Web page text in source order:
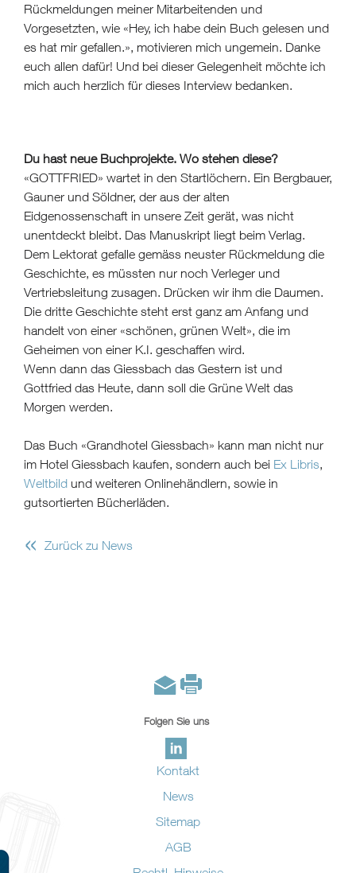
Rückmeldungen meiner Mitarbeitenden und
Vorgesetzten, wie «Hey, ich habe dein Buch gelesen und
es hat mir gefallen.», motivieren mich ungemein. Danke
euch allen dafür! Und bei dieser Gelegenheit möchte ich
mich auch herzlich für dieses Interview bedanken.
Du hast neue Buchprojekte. Wo stehen diese?
«GOTTFRIED» wartet in den Startlöchern. Ein Bergbauer,
Gauner und Söldner, der aus der alten
Eidgenossenschaft in unsere Zeit gerät, was nicht
unentdeckt bleibt. Das Manuskript liegt beim Verlag.
Dem Lektorat gefalle gemäss neuster Rückmeldung die
Geschichte, es müssten nur noch Verleger und
Vertriebsleitung zusagen. Drücken wir ihm die Daumen.
Die dritte Geschichte steht erst ganz am Anfang und
handelt von einer «schönen, grünen Welt», die im
Geheimen von einer K.I. geschaffen wird.
Wenn dann das Giessbach das Gestern ist und
Gottfried das Heute, dann soll die Grüne Welt das
Morgen werden.
Das Buch «Grandhotel Giessbach» kann man nicht nur
im Hotel Giessbach kaufen, sondern auch bei Ex Libris,
Weltbild und weiteren Onlinehändlern, sowie in
gutsortierten Bücherläden.
« Zurück zu News
Folgen Sie uns
Kontakt
News
Sitemap
AGB